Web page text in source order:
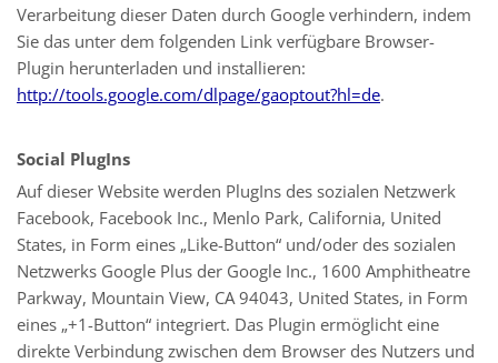
Verarbeitung dieser Daten durch Google verhindern, indem
Sie das unter dem folgenden Link verfügbare Browser-
Plugin herunterladen und installieren:
http://tools.google.com/dlpage/gaoptout?hl=de.
Social PlugIns
Auf dieser Website werden PlugIns des sozialen Netzwerk
Facebook, Facebook Inc., Menlo Park, California, United
States, in Form eines „Like-Button“ und/oder des sozialen
Netzwerks Google Plus der Google Inc., 1600 Amphitheatre
Parkway, Mountain View, CA 94043, United States, in Form
eines „+1-Button“ integriert. Das Plugin ermöglicht eine
direkte Verbindung zwischen dem Browser des Nutzers und